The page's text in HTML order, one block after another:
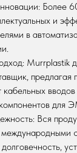
Более
и
в
Murrplastik
предлагая
для
Вся
международными